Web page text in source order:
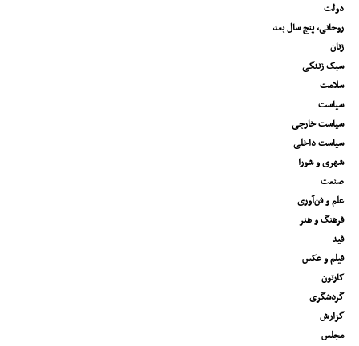
دولت
روحانی، پنج سال بعد
زنان
سبک زندگی
سلامت
سیاست
سیاست خارجی
سیاست داخلی
شهری و شورا
صنعت
علم و فن‌آوری
فرهنگ و هنر
فید
فیلم و عکس
کارتون
گردشگری
گزارش
مجلس